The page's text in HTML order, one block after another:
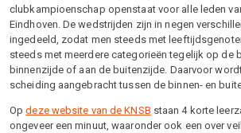
clubkampioenschap openstaat voor alle leden
Eindhoven. De wedstrijden zijn in negen
ingedeeld, zodat men steeds met
steeds met meerdere categorieën tegelijk op de
binnenzijde of aan de buitenzijde. Daarvoor
scheiding aangebracht tussen de binnen- en
Opdeze website van de KNSB staan 4 korte
ongeveer een minuut, waaronder ook een over